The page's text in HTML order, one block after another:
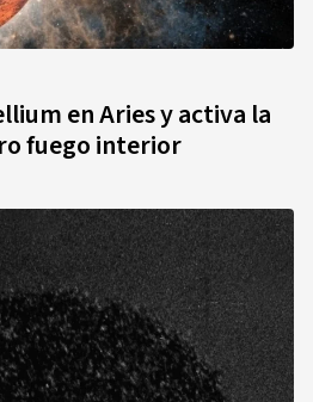
en Aries y activa la
fuego interior